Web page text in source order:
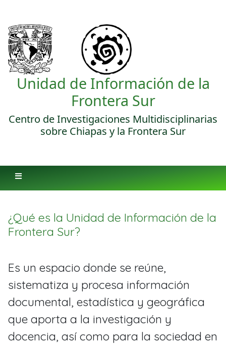
Unidad de Información de la
Frontera Sur
Centro de Investigaciones Multidisciplinarias
sobre Chiapas y la Frontera Sur
¿Qué es la Unidad de Información de la
Frontera Sur?
Es un espacio donde se reúne,
sistematiza y procesa información
documental, estadística y geográfica
que aporta a la investigación y
docencia, así como para la sociedad en